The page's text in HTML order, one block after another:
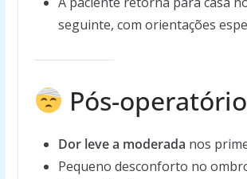
seguinte, com orientações
Pós-operatório
Dor leve a moderada nos
Pequeno desconforto no